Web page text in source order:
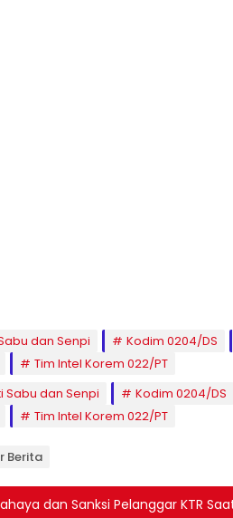
dan Senpi Kodim 0204/DS
Tim Intel Korem 022/PT
Sabu dan Senpi Kodim 0204/DS
Tim Intel Korem 022/PT
Berita
dan Sanksi Pelanggar KTR